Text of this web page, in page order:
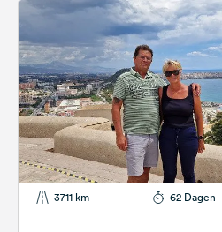
3711 km 62 Dagen